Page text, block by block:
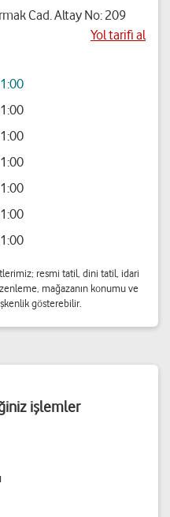
Cad. Altay No: 209
Yol tarifi al
resmi tatil, dini tatil, idari
mağazanın konumu ve
gösterebilir.
işlemler